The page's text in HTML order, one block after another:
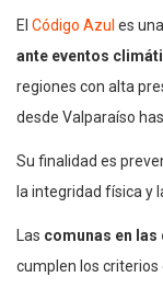
El Código Azul es una
ante eventos
regiones con alta
desde Valparaíso
Su finalidad es
la integridad física y
Las comunas en las
cumplen los